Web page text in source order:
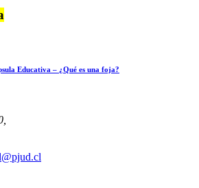
Educativa – ¿Qué es una foja?